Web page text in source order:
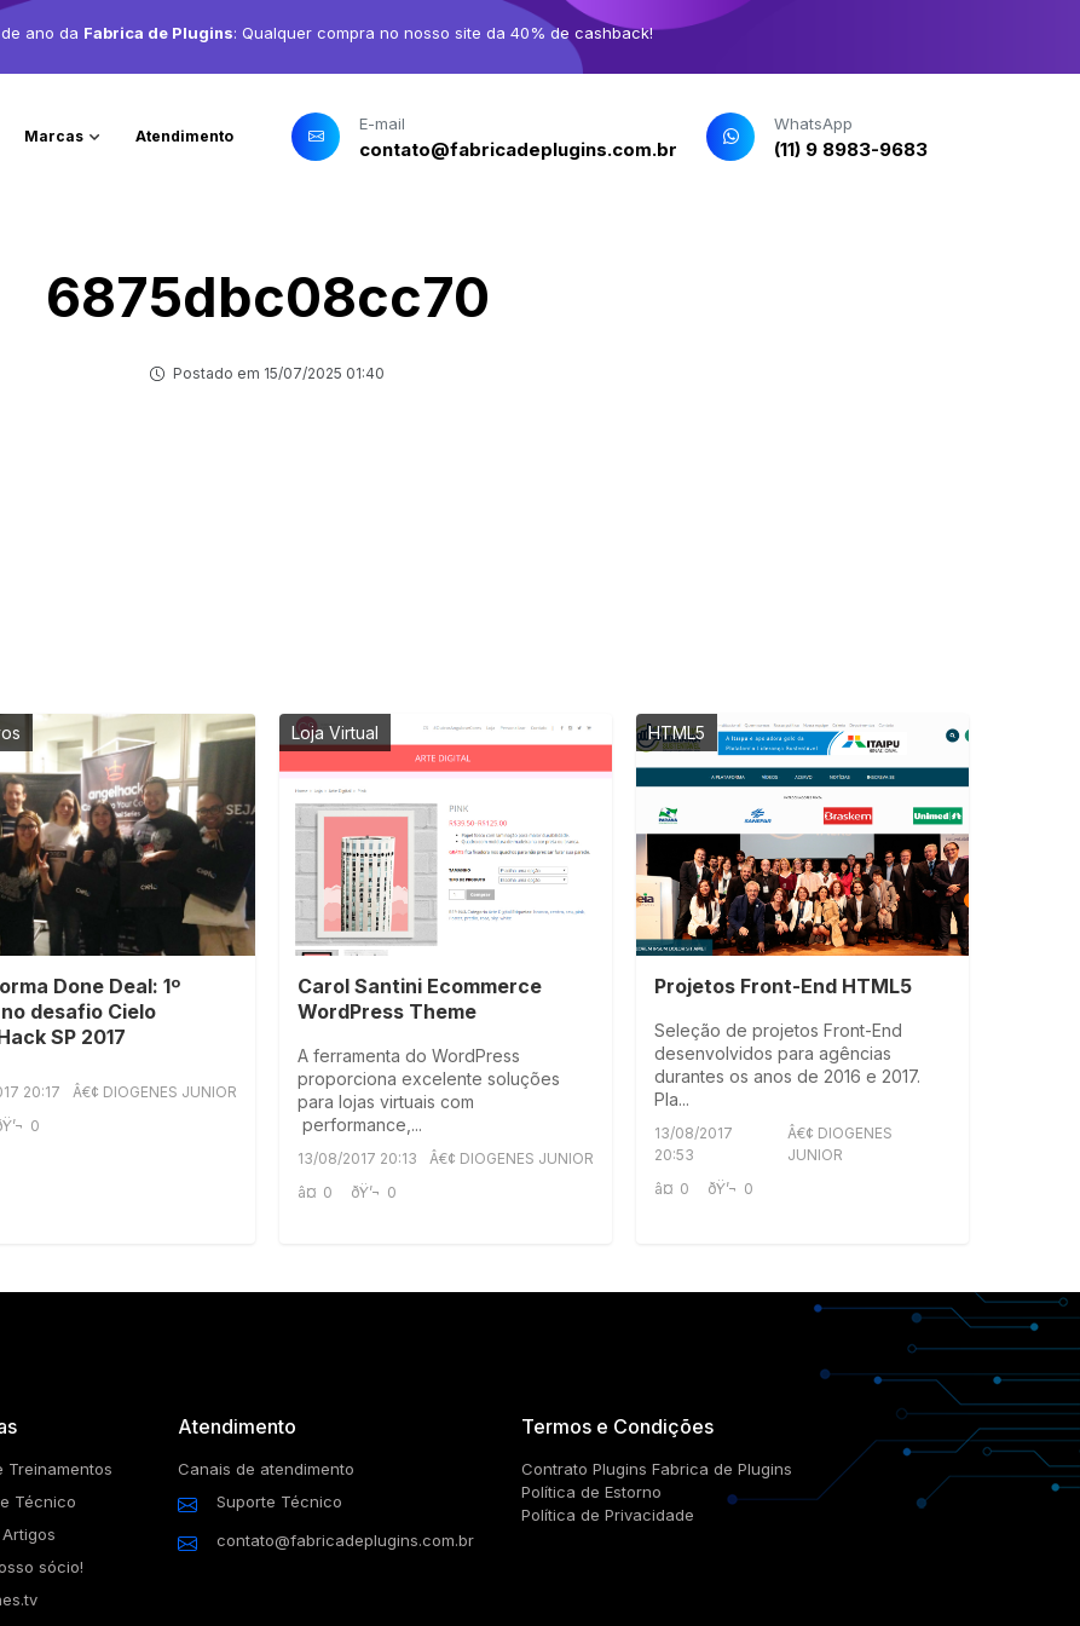
ano da Fabrica de Plugins: Qualquer compra no nosso site da 40% de cashback!
Marcas Atendimento
E-mail
contato@fabricadeplugins.com.br
WhatsApp
(11) 9 8983-9683
6875dbc08cc70
Postado em 15/07/2025 01:40
Done Deal: 1º
desafio Cielo
SP 2017
20:17
Â€¢ DIOGENES JUNIOR
0
Loja Virtual
Carol Santini Ecommerce
WordPress Theme
A ferramenta do WordPress
proporciona excelente soluções
para lojas virtuais com
performance,...
13/08/2017 20:13
Â€¢ DIOGENES JUNIOR
â¤ 0 ðŸ’¬ 0
HTML5
Projetos Front-End HTML5
Seleção de projetos Front-End
desenvolvidos para agências
durantes os anos de 2016 e 2017.
Pla...
13/08/2017
20:53
Â€¢ DIOGENES
JUNIOR
â¤ 0 ðŸ’¬ 0
Treinamentos
Técnico
sócio!
Atendimento
Canais de atendimento
Suporte Técnico
contato@fabricadeplugins.com.br
Termos e Condições
Contrato Plugins Fabrica de Plugins
Política de Estorno
Política de Privacidade